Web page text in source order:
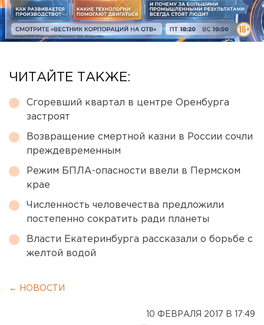
ЧИТАЙТЕ ТАКЖЕ:
Сгоревший квартал в центре Оренбурга
застроят
Возвращение смертной казни в России сочли
преждевременным
Режим БПЛА-опасности ввели в Пермском
крае
Численность человечества предложили
постепенно сократить ради планеты
Власти Екатеринбурга рассказали о борьбе с
желтой водой
← НОВОСТИ
10 ФЕВРАЛЯ 2017 В 17:49